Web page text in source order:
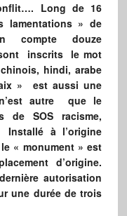
Long de 16
lamentations » de
compte douze
sont inscrits le mot
hindi, arabe
» est aussi une
autre que le
de SOS racisme,
Installé à l’origine
« monument » est
d’origine.
autorisation
une durée de trois